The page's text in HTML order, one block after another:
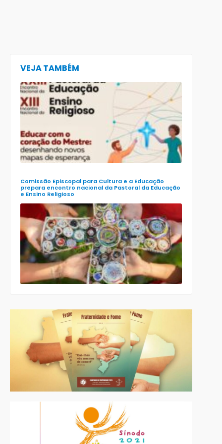
VEJA TAMBÉM
Comissão Episcopal para Cultura e a Educação
prepara encontro nacional da Pastoral da Educação
e Ensino Religioso